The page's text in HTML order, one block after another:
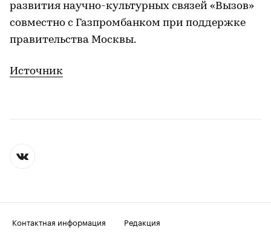
развития научно-культурных связей «Вызов»
совместно с Газпромбанком при поддержке
правительства Москвы.
Источник
Контактная информация
Редакция